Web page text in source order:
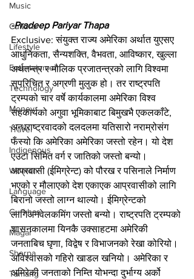
Music
Culture
Lifestyle
Entertainment
Technology
Money
Travel
Indigenous
Women
Language
Gurkhas
Magar
Sherpa
Tamang
-Pradeep Pariyar Thapa
Exclusive: संयुक्त राज्य अमेरिका अर्थात युएसए
आधुनिकता, सैन्यशक्ति, वैभवता, आविष्कार, खुल्ला
अर्थतन्त्र र मौलिक प्रजातन्त्रको लागि विश्वमा
सुपरिचित र अग्रणी मुलुक हो। तर राष्ट्रपति
ट्रम्पको चार वर्षे कार्यकालमा अमेरिका विश्व
सहकार्यको अगुवा भूमिकाबाट बिमुखभै एकलकाँटे,
अन्धराष्ट्रवादको दलदलमा यतिसारो नराम्रोसंग
फँस्यो कि अमेरिका अमेरिका जस्तो रहेन। यो देश
एउटा सिमित वर्ग र जातिको जस्तो बन्यो।
आप्रवासी (ईमिग्रेन्ट) को पौरख र पसिनाले निर्माण
भएको र मौलाएको देश एकाएक आप्रवासीको लागि
बिरानो जस्तो लाग्न थाल्यो। ईमिग्रेन्टको
लागिअनवेलकमिंग जस्तो बन्यो। राष्ट्रपति ट्रम्पको
शासनकालमा यिनकै उक्साहटमा अमेरिकी
जनताबिच घृणा, विद्वेष र विभाजनको रेखा कोरियो।
अविश्वासको गहिरो खाडल खनियो। अमेरिका र
अमिरेकी जनताको निम्ति योभन्दा दुर्भाग्य अर्को